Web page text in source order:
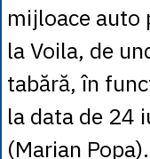
mijloace auto
la Voila, de
tabără, în
la data de 24
(Marian Popa).